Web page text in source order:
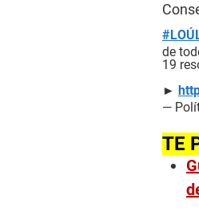
de
19
►
—
TE